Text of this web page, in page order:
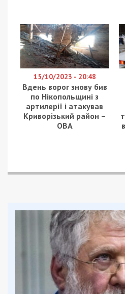
Серед банок з
родина Анастасії
сирена. Місце
необхідним, провели
стільці.
«Запрошую в підвал
організувли укриття для
Дніпрянин Олександр
пивниці. У мирні часи,
Олександр Петрич,
лютого я був у
нашим чоловікам.
відкрили аварійні виходи,
за часів ЖЕКу. Ми їх
підвалах, як це
відповідальну особу, в
знаходиться завжди в